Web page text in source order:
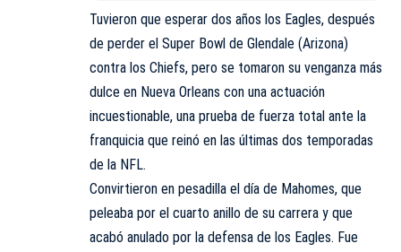
Tuvieron que esperar dos años los Eagles, después
de perder el Super Bowl de Glendale (Arizona)
contra los Chiefs, pero se tomaron su venganza más
dulce en Nueva Orleans con una actuación
incuestionable, una prueba de fuerza total ante la
franquicia que reinó en las últimas dos temporadas
de la NFL.
Convirtieron en pesadilla el día de Mahomes, que
peleaba por el cuarto anillo de su carrera y que
acabó anulado por la defensa de los Eagles. Fue